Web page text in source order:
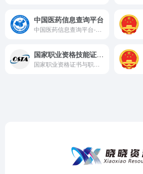
中国医药信息查询平台
国家职业资格技能证书查询